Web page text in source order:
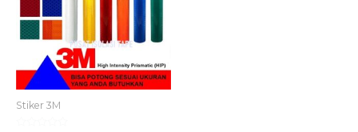
Stiker 3M